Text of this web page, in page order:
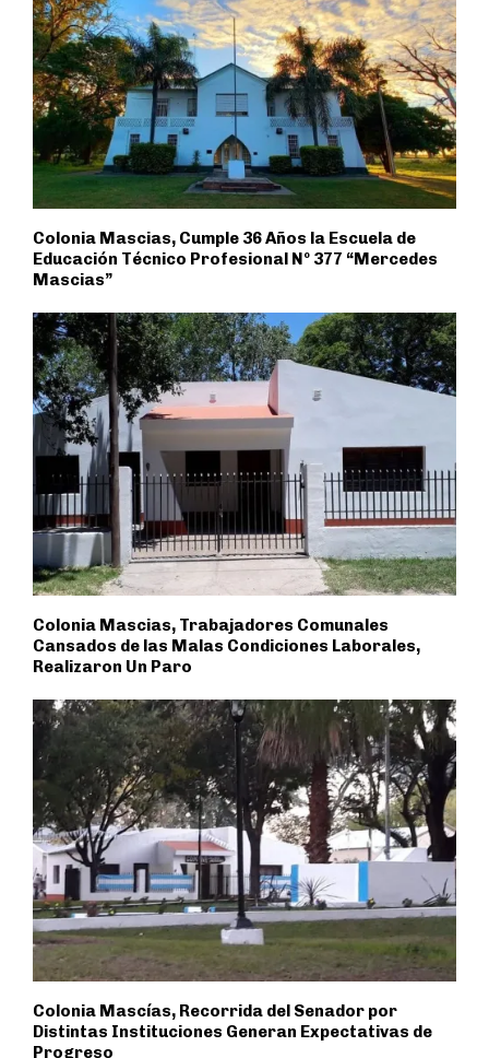
Colonia Mascias, Cumple 36 Años la Escuela de
Educación Técnico Profesional Nº 377 “Mercedes
Mascias”
Colonia Mascias, Trabajadores Comunales
Cansados de las Malas Condiciones Laborales,
Realizaron Un Paro
Colonia Mascías, Recorrida del Senador por
Distintas Instituciones Generan Expectativas de
Progreso